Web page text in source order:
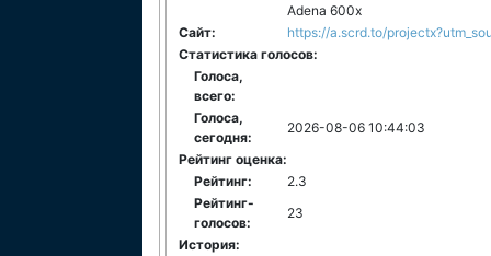
Adena 600x
Сайт:
https://a.scrd.to/
Статистика голосов:
Голоса,
всего:
Голоса,
сегодня:
2026-08-06 10:44:03
Рейтинг оценка:
Рейтинг:
2.3
Рейтинг-
голосов:
23
История: